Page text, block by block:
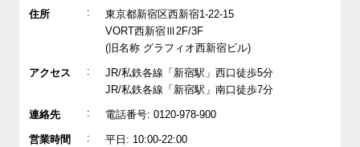
住所 :
東京都新宿区西新宿1-22-15
VORT西新宿Ⅲ2F/3F
(旧名称 グラフィオ西新宿ビル)
アクセス :
JR/私鉄各線「新宿駅」西口徒歩5分
JR/私鉄各線「新宿駅」南口徒歩7分
連絡先 : 電話番号: 0120-978-900
営業時間 :
平日: 10:00-22:00